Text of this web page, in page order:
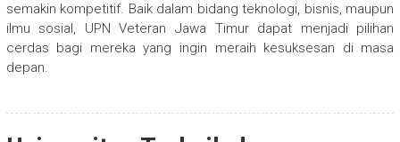
semakin kompetitif. Baik dalam bidang teknologi, bisnis, maupun
ilmu sosial, UPN Veteran Jawa Timur dapat menjadi pilihan
cerdas bagi mereka yang ingin meraih kesuksesan di masa
depan.